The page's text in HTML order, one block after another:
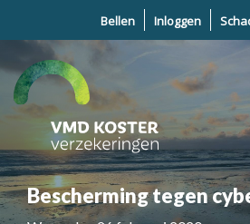
Bellen Inloggen
Bescherming tegen